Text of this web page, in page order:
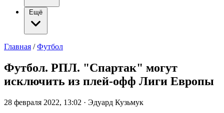
Ещё
Главная / Футбол
Футбол. РПЛ. "Спартак" могут
исключить из плей-офф Лиги Европы
28 февраля 2022, 13:02 · Эдуард Кузьмук